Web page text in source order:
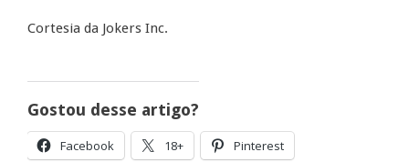
Cortesia da Jokers Inc.
Gostou desse artigo?
Facebook 18+ Pinterest